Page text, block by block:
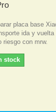
placa base
ida y
riesgo con mrw.
stock